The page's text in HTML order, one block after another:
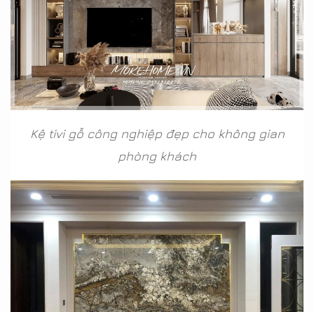
Kệ tivi gỗ công nghiệp đẹp cho không gian
phòng khách